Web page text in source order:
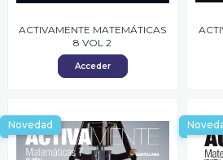
ACTIVAMENTE MATEMÁTICAS
8 VOL 2
Acceder
Novedad